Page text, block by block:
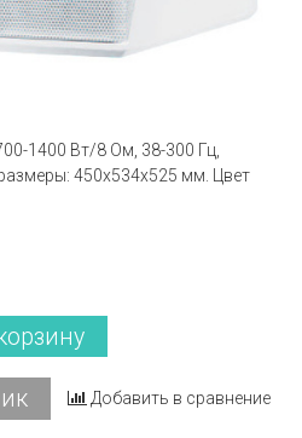
1400 Вт/8 Ом, 38-300 Гц,
450x534x525 мм. Цвет
Добавить в сравнение